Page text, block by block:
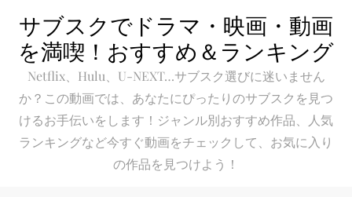
content
サブスクでドラマ・映画・動画
を満喫！おすすめ＆ランキング
Netflix、Hulu、U-NEXT…サブスク選びに迷いません
か？この動画では、あなたにぴったりのサブスクを見つ
けるお手伝いをします！ジャンル別おすすめ作品、人気
ランキングなど今すぐ動画をチェックして、お気に入り
の作品を見つけよう！